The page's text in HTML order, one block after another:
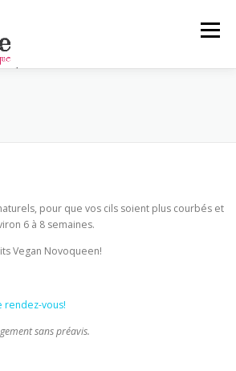
Menu
pour que vos cils soient plus courbés et
6 à 8 semaines.
Vegan Novoqueen!
rendez-vous!
sans préavis.